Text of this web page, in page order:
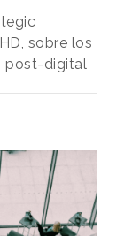
sobre los
post-digital